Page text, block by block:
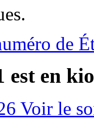
de
est en
Voir le